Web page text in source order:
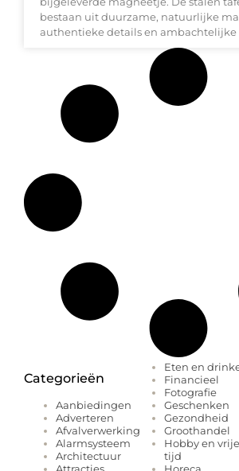
bestaan uit duurzame, natuurlijke
authentieke details en ambachtelijke
Categorieën
Aanbiedingen
Adverteren
Afvalverwerking
Alarmsysteem
Architectuur
Eten en
Financieel
Fotografie
Geschenken
Gezondheid
Groothandel
Hobby en vrije
tijd